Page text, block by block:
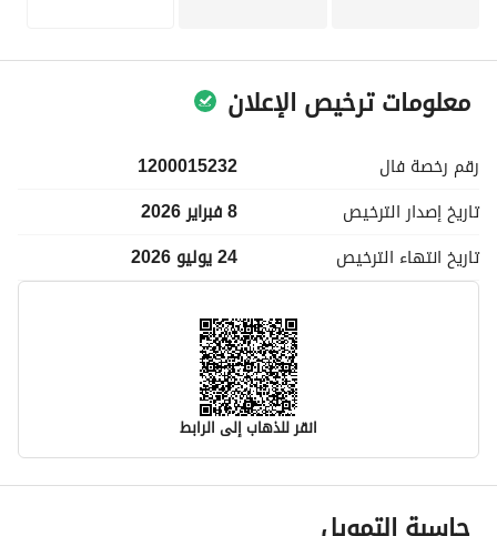
دعوة إلى اتخاذ إجراء:
معلومات ترخيص الإعلان
رقم رخصة فال
1200015232
تاريخ إصدار الترخيص
8 فبراير 2026
تاريخ انتهاء الترخيص 24 يوليو 2026
انقر للذهاب إلى الرابط
معلومات مسؤول الإعلان